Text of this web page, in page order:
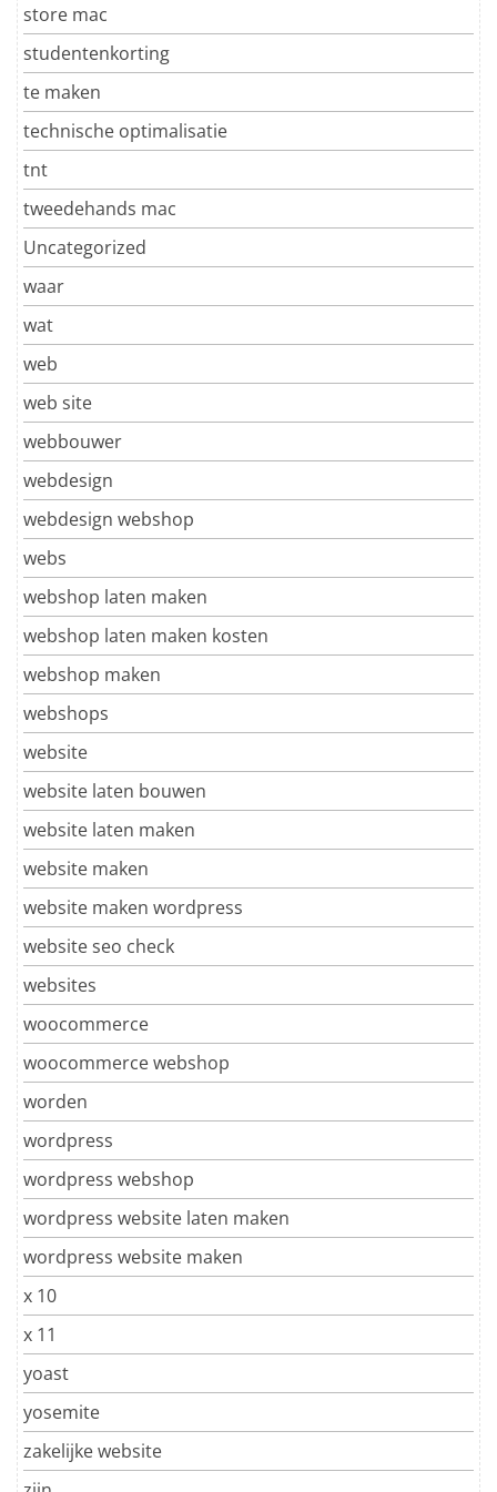
store mac
studentenkorting
te maken
technische optimalisatie
tnt
tweedehands mac
Uncategorized
waar
wat
web
web site
webbouwer
webdesign
webdesign webshop
webs
webshop laten maken
webshop laten maken kosten
webshop maken
webshops
website
website laten bouwen
website laten maken
website maken
website maken wordpress
website seo check
websites
woocommerce
woocommerce webshop
worden
wordpress
wordpress webshop
wordpress website laten maken
wordpress website maken
x 10
x 11
yoast
yosemite
zakelijke website